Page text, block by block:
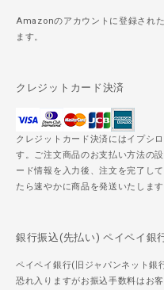
Amazonのアカウントに登録され
ます。
クレジットカード決済
クレジットカード決済にはイプシ
す。ご注文商品のお支払い方法の
ード情報を入力後、注文を完了し
たら速やかに商品を発送いたします
銀行振込(先払い) ペイペイ銀
ペイペイ銀行(旧ジャパンネット銀
恐れ入りますがお振込手数料はお